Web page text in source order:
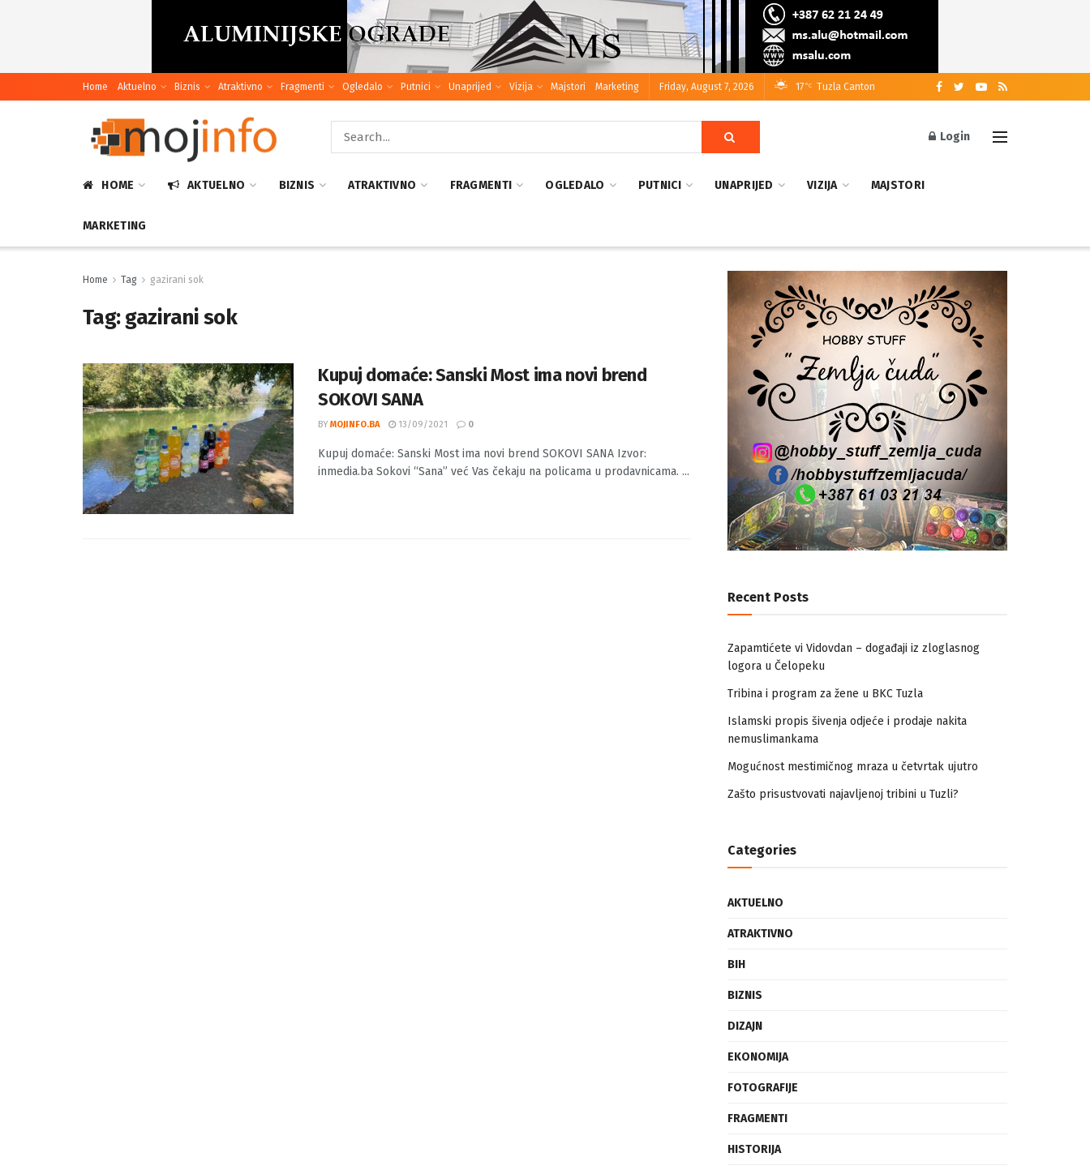
Home Aktuelno Biznis Atraktivno Fragmenti Ogledalo Putnici Unaprijed Vizija Majstori Marketing Friday, August 7, 2026 17 °C Tuzla Canton
Login
HOME AKTUELNO BIZNIS ATRAKTIVNO FRAGMENTI OGLEDALO PUTNICI UNAPRIJED VIZIJA MAJSTORI
MARKETING
Home Tag gazirani sok
Tag:gazirani sok
Kupuj domaće: Sanski Most ima novi brend
SOKOVI SANA
BY MOJINFO.BA 13/09/2021 0
Kupuj domaće: Sanski Most ima novi brend SOKOVI SANA Izvor:
inmedia.ba Sokovi “Sana” već Vas čekaju na policama u prodavnicama. ...
Recent Posts
Zapamtićete vi Vidovdan – događaji iz zloglasnog
logora u Čelopeku
Tribina i program za žene u BKC Tuzla
Islamski propis šivenja odjeće i prodaje nakita
nemuslimankama
Mogućnost mestimičnog mraza u četvrtak ujutro
Zašto prisustvovati najavljenoj tribini u Tuzli?
Categories
AKTUELNO
ATRAKTIVNO
BIH
BIZNIS
DIZAJN
EKONOMIJA
FOTOGRAFIJE
FRAGMENTI
HISTORIJA